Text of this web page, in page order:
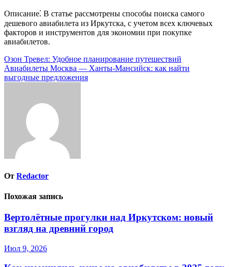
Описание⁚ В статье рассмотрены способы поиска самого
дешевого авиабилета из Иркутска, с учетом всех ключевых
факторов и инструментов для экономии при покупке
авиабилетов.
Навигация
по
Озон Тревел: Удобное планирование путешествий
Авиабилеты Москва — Ханты-Мансийск: как найти
выгодные предложения
От Redactor
Похожая запись
Вертолётные прогулки над Иркутском: новый
взгляд на древний город
Июл 9, 2026